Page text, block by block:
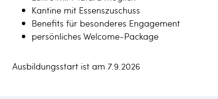
Kantine mit Essenszuschuss
Benefits für besonderes Engagement
persönliches Welcome-Package
Ausbildungsstart ist am 7.9.2026